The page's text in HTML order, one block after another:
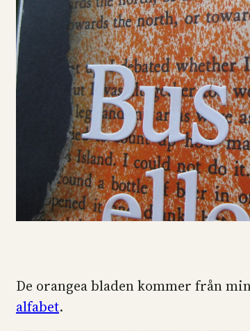
De orangea bladen kommer från
alfabet.